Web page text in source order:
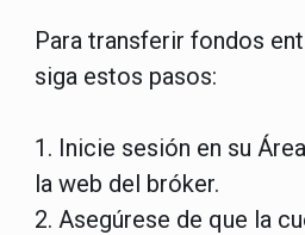
Para transferir fondos
siga estos pasos:
1. Inicie sesión en su
la web del bróker.
2. Asegúrese de que la